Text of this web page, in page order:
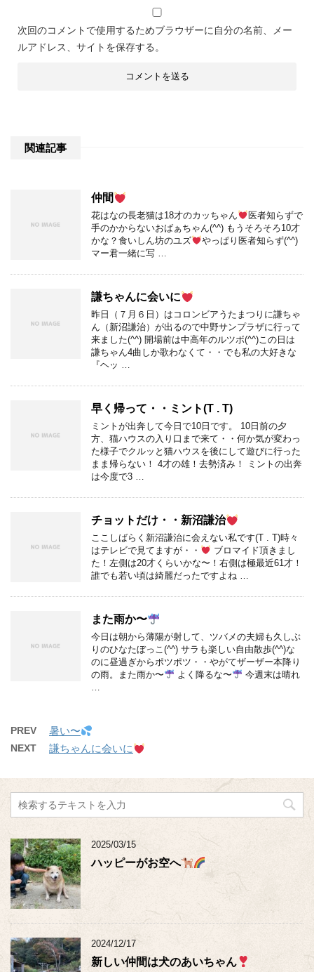
次回のコメントで使用するためブラウザーに自分の名前、メー
ルアドレス、サイトを保存する。
関連記事
仲間
花はなの長老猫は18才のカッちゃん
医者知らずで
手のかからないおばぁちゃん(^^) もうそろそろ10才
かな？食いしん坊のユズ
やっぱり医者知らず(^^)
マー君一緒に写 …
謙ちゃんに会いに
昨日（７月６日）はコロンビアうたまつりに謙ちゃ
ん（新沼謙治）が出るので中野サンプラザに行って
来ました(^^) 開場前は中高年のルツボ(^^)この日は
謙ちゃん4曲しか歌わなくて・・でも私の大好きな
『ヘッ …
早く帰って・・ミント(T . T)
ミントが出奔して今日で10日です。 10日前の夕
方、猫ハウスの入り口まで来て・・何か気が変わっ
た様子でクルッと猫ハウスを後にして遊びに行った
まま帰らない！ 4才の雄！去勢済み！ ミントの出奔
は今度で3 …
チョットだけ・・新沼謙治
ここしばらく新沼謙治に会えない私です(T . T)時々
はテレビで見てますが・・
ブロマイド頂きまし
た！左側は20才くらいかな〜！右側は極最近61才！
誰でも若い頃は綺麗だったですよね …
また雨か〜
今日は朝から薄陽が射して、ツバメの夫婦も久しぶ
りのひなたぼっこ(^^) サラも楽しい自由散歩(^^)な
のに昼過ぎからポツポツ・・やがてザーザー本降り
の雨。また雨か〜
よく降るな〜
今週末は晴れ
…
PREV 暑い〜
NEXT 謙ちゃんに会いに
2025/03/15
ハッピーがお空へ
2024/12/17
新しい仲間は犬のあいちゃん